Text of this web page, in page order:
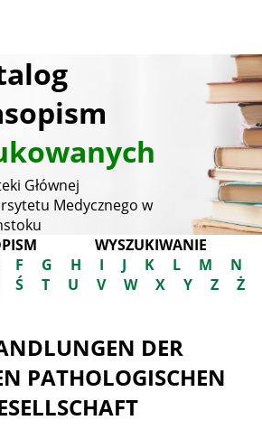
Głównej
Medycznego w
WYSZUKIWANIE
F G H I J K L M
N
Ś T U V W X Y Z Ż
DER
PATHOLOGISCHEN